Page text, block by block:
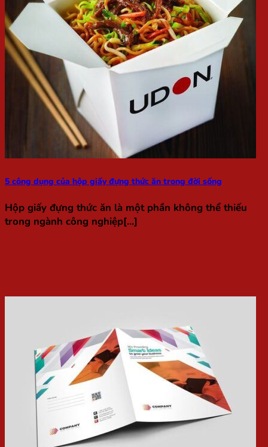
5 công dụng của hộp giấy đựng thức ăn trong đời sống
Hộp giấy đựng thức ăn là một phần không thể thiếu
trong ngành công nghiệp[...]